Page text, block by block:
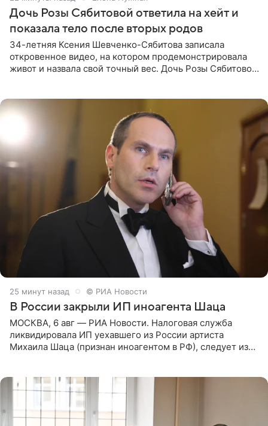
Дочь Розы Сябитовой ответила на хейт и
показала тело после вторых родов
34-летняя Ксения Шевченко-Сябитова записала
откровенное видео, на котором продемонстрировала
живот и назвала свой точный вес. Дочь Розы Сябитовой
25 минут назад © РИА Новости
В России закрыли ИП иноагента Шаца
МОСКВА, 6 авг — РИА Новости. Налоговая служба
ликвидировала ИП уехавшего из России артиста
Михаила Шаца (признан иноагентом в РФ), следует из